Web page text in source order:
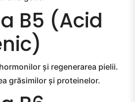
B5 (Acid
și regenerarea pielii.
grăsimilor și proteinelor.